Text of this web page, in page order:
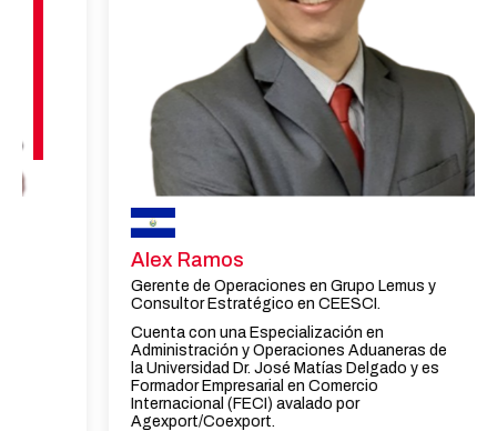
Alex Ramos
Gerente de Operaciones en Grupo Lemus y
Consultor Estratégico en CEESCI.
Cuenta con una Especialización en
Administración y Operaciones Aduaneras de
la Universidad Dr. José Matías Delgado y es
Formador Empresarial en Comercio
Internacional (FECI) avalado por
Agexport/Coexport.